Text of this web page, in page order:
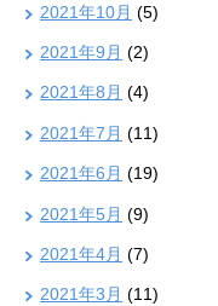
2021年10月 (5)
2021年9月 (2)
2021年8月 (4)
2021年7月 (11)
2021年6月 (19)
2021年5月 (9)
2021年4月 (7)
2021年3月 (11)